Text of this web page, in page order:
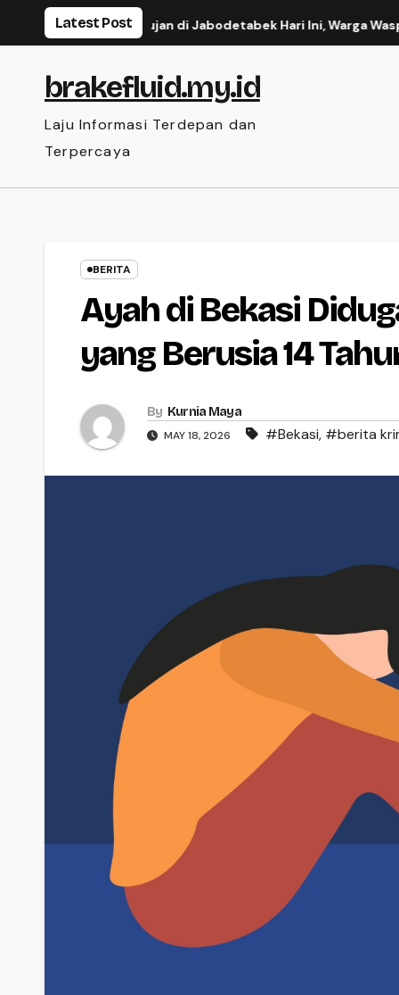
Latest Post
Prediksi Hujan di Jabodetabek Hari Ini, Warga Waspada
brakefluid.my.id
Laju Informasi Terdepan dan
Terpercaya
BERITA
Ayah di Bekasi
yang Berusia 14
By Kurnia Maya
MAY 18, 2026 #Bekasi, #berita